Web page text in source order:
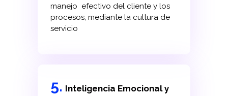
manejo efectivo del cliente y los
procesos, mediante la cultura de
servicio
5. Inteligencia Emocional y